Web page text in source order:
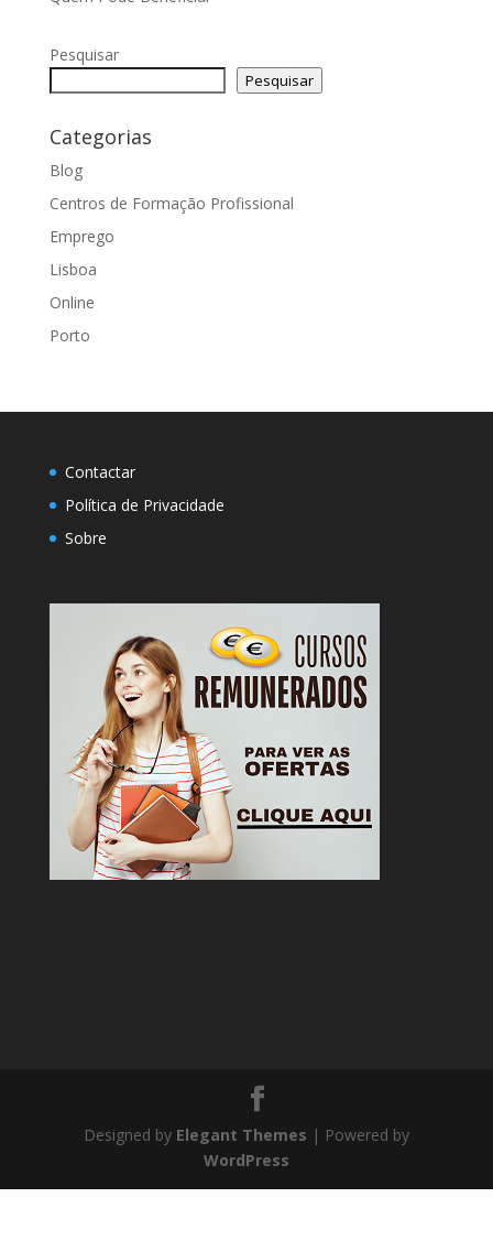
Pesquisar
Pesquisar
Categorias
Blog
Centros de Formação Profissional
Emprego
Lisboa
Online
Porto
Contactar
Política de Privacidade
Sobre
Designed by Elegant Themes | Powered by
WordPress